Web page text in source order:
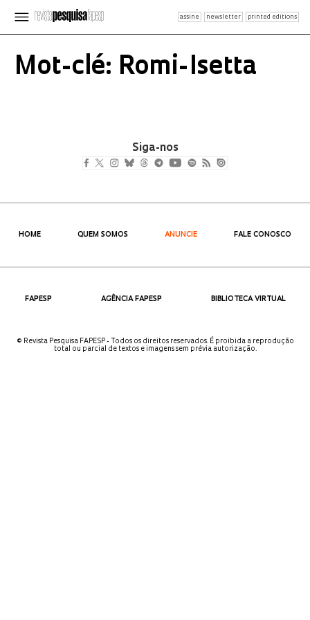
assine newsletter printed editions
Mot-clé: Romi-Isetta
Siga-nos
HOME QUEM SOMOS ANUNCIE FALE CONOSCO
FAPESP AGÊNCIA FAPESP BIBLIOTECA VIRTUAL
© Revista Pesquisa FAPESP - Todos os direitos reservados. É proibida a reprodução
total ou parcial de textos e imagens sem prévia autorização.